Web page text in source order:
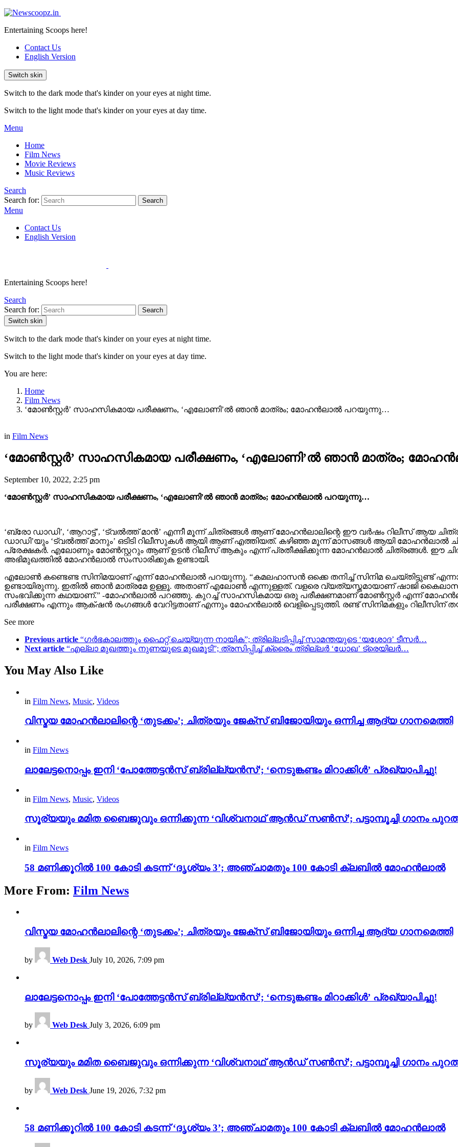
Entertaining Scoops here!
Contact Us
English Version
Switch skin
Switch to the dark mode that's kinder on your eyes at night time.
Switch to the light mode that's kinder on your eyes at day time.
Menu
Home
Film News
Movie Reviews
Music Reviews
Search
Search for:
Search
Menu
Contact Us
English Version
Entertaining Scoops here!
Search
Search for:
Search
Switch skin
Switch to the dark mode that's kinder on your eyes at night time.
Switch to the light mode that's kinder on your eyes at day time.
You are here:
Home
Film News
‘മോൺസ്റ്റർ’ സാഹസികമായ പരീക്ഷണം, ‘എലോണി’ൽ ഞാൻ മാത്രം; മോഹൻലാൽ പറയുന്നു…
in Film News
‘മോൺസ്റ്റർ’ സാഹസികമായ പരീക്ഷണം, ‘എലോണി’ൽ ഞാൻ മാത്രം;
September 10, 2022, 2:25 pm
‘മോൺസ്റ്റർ’ സാഹസികമായ പരീക്ഷണം, ‘എലോണി’ൽ ഞാൻ മാത്രം; മോഹൻലാൽ പറയുന്നു…
‘ബ്രോ ഡാഡി’, ‘ആറാട്ട്’, ‘ട്വൽത്ത് മാൻ’ എന്നീ മൂന്ന് ചിത്രങ്ങൾ ആണ് മോഹൻലാലിന്റെ ഈ വർഷം റിലീസ് ആയ
ഡാഡി’യും ‘ട്വൽത്ത് മാനും’ ഒടിടി റിലീസുകൾ ആയി ആണ് എത്തിയത്. കഴിഞ്ഞ മൂന്ന് മാസങ്ങൾ ആയി മോഹൻലാൽ
പ്രേക്ഷകർ. എലോണും മോൺസ്റ്ററും ആണ് ഉടൻ റിലീസ് ആകും എന്ന് പ്രതീക്ഷിക്കുന്ന മോഹൻലാൽ ചിത്രങ്ങൾ. ഈ
അഭിമുഖത്തിൽ മോഹൻലാൽ സംസാരിക്കുക ഉണ്ടായി.
എലോൺ കണ്ടെണ്ട സിനിമയാണ് എന്ന് മോഹൻലാൽ പറയുന്നു. “കമലഹാസൻ ഒക്കെ തനിച്ച് സിനിമ ചെയ്തിട്ടുണ്ട്
ഉണ്ടായിരുന്നു. ഇതിൽ ഞാൻ മാത്രമേ ഉള്ളൂ. അതാണ് എലോൺ എന്നുള്ളത്‌. വളരെ വ്യത്യസ്തമായാണ് ഷാജി കൈലാസ്
സംഭവിക്കുന്ന കഥയാണ്.” -മോഹന്‍ലാല്‍ പറഞ്ഞു. കുറച്ച് സാഹസികമായ ഒരു പരീക്ഷണമാണ് മോൺസ്റ്റർ എന്ന്
പരീക്ഷണം എന്നും ആക്‌ഷൻ രംഗങ്ങൾ വേറിട്ടതാണ് എന്നും മോഹൻലാൽ വെളിപ്പെടുത്തി. രണ്ട് സിനിമകളും റിലീസിന്
See more
Previous article “ഗർഭകാലത്തും ഫൈറ്റ് ചെയ്യുന്ന നായിക”; ത്രില്ലടിപ്പിച്ച് സാമന്തയുടെ ‘യശോദ’ ടീസർ…
Next article “എല്ലാ മുഖത്തും നുണയുടെ മുഖമൂടി”; ത്രസിപ്പിച്ച് ക്രൈം ത്രില്ലർ ‘ധോഖ’ ട്രെയിലർ…
You May Also Like
in Film News, Music, Videos
വിസ്മയ മോഹൻലാലിന്റെ ‘തുടക്കം’; ചിത്രയും ജേക്സ് ബിജോയിയും ഒന്നിച്ച ആദ്യ ഗാനമെത്തി
in Film News
ലാലേട്ടനൊപ്പം ഇനി ‘പോത്തേട്ടൻസ് ബ്രില്ല്യൻസ്’; ‘നെടുങ്കണ്ടം മിറാക്കിൾ’ പ്രഖ്യാപിച്ചു!
in Film News, Music, Videos
സൂര്യയും മമിത ബൈജുവും ഒന്നിക്കുന്ന ‘വിശ്വനാഥ് ആൻഡ് സൺസ്’; പട്ടാമ്പൂച്ചി ഗാനം
in Film News
58 മണിക്കൂറിൽ 100 കോടി കടന്ന് ‘ദൃശ്യം 3’; അഞ്ചാമതും 100 കോടി ക്ലബിൽ മോഹൻലാൽ
More From: Film News
വിസ്മയ മോഹൻലാലിന്റെ ‘തുടക്കം’; ചിത്രയും ജേക്സ് ബിജോയിയും ഒന്നിച്ച ആദ്യ ഗാനമെത്തി
by Web Desk July 10, 2026, 7:09 pm
ലാലേട്ടനൊപ്പം ഇനി ‘പോത്തേട്ടൻസ് ബ്രില്ല്യൻസ്’; ‘നെടുങ്കണ്ടം മിറാക്കിൾ’ പ്രഖ്യാപിച്ചു!
by Web Desk July 3, 2026, 6:09 pm
സൂര്യയും മമിത ബൈജുവും ഒന്നിക്കുന്ന ‘വിശ്വനാഥ് ആൻഡ് സൺസ്’; പട്ടാമ്പൂച്ചി ഗാനം
by Web Desk June 19, 2026, 7:32 pm
58 മണിക്കൂറിൽ 100 കോടി കടന്ന് ‘ദൃശ്യം 3’; അഞ്ചാമതും 100 കോടി ക്ലബിൽ മോഹൻലാൽ